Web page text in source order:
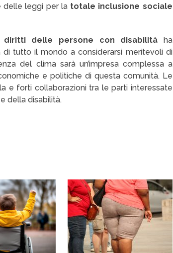
delle leggi per la totale inclusione sociale
diritti delle persone con disabilità ha
tutto il mondo a considerarsi meritevoli di
del clima sarà un’impresa complessa a
e politiche di questa comunità. Le
e forti collaborazioni tra le parti interessate
della disabilità.